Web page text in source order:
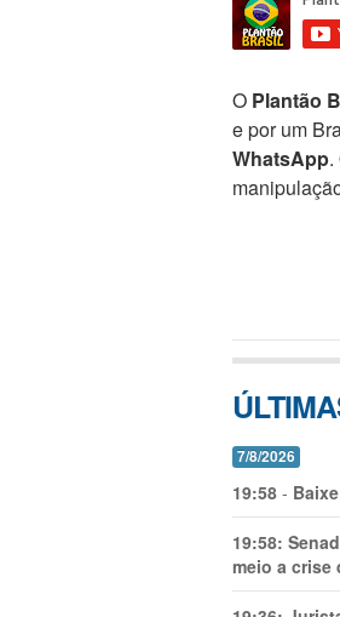
O Plantão
e por um
WhatsApp.
7/8/2026
19:58 -
19:58:
meio a crise